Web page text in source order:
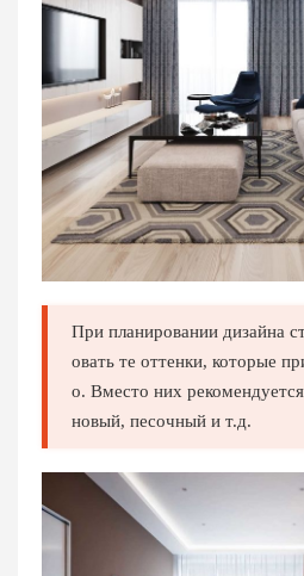
При планировании дизайна
овать те оттенки, которые
о. Вместо них
новый, песочный и т.д.